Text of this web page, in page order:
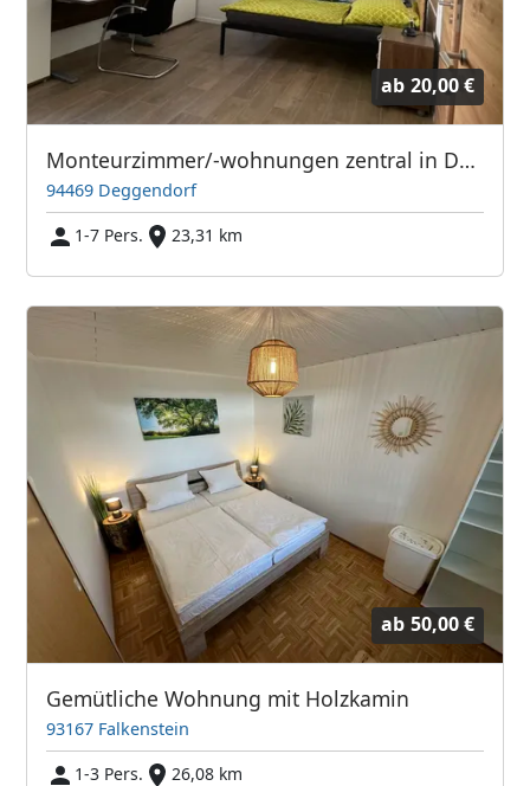
ab 20,00 €
Monteurzimmer/-wohnungen zentral in Deggendorf
94469 Deggendorf
1-7 Pers.
23,31 km
ab 50,00 €
Gemütliche Wohnung mit Holzkamin
93167 Falkenstein
1-3 Pers.
26,08 km